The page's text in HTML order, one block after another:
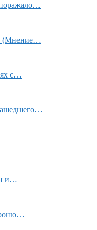
(Мнение…
с…
и…